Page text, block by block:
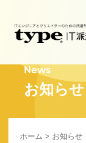
News
お知らせ
ホーム > お知らせ